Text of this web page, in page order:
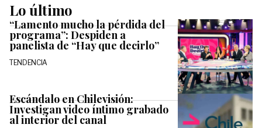
Lo último
“Lamento mucho la pérdida del
programa”: Despiden a
panelista de “Hay que decirlo”
TENDENCIA
Escándalo en Chilevisión:
Investigan video íntimo grabado
al interior del canal